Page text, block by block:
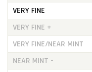
VERY FINE
VERY FINE +
VERY FINE/NEAR MINT
NEAR MINT -